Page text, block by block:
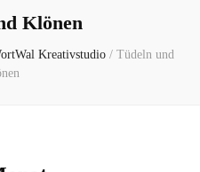
Klönen
Kreativstudio / Tüdeln und